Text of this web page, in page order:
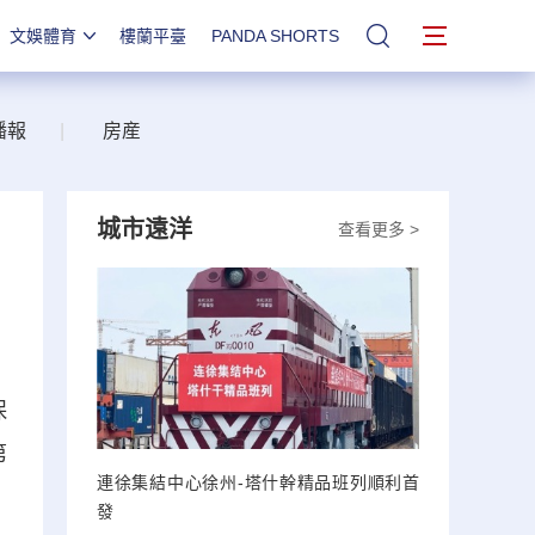
文娛體育 樓蘭平臺 PANDA SHORTS 站內搜索
報 房産
查看更多 >
城市遠洋
連徐集結中心徐州-塔什幹精品班列順利首
發